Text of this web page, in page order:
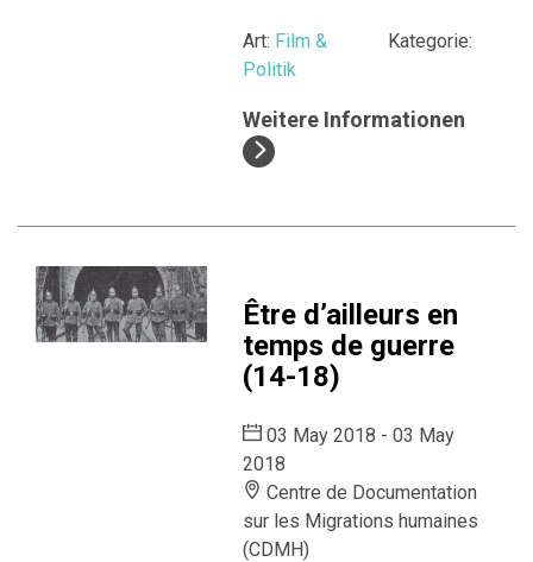
Art: Film &
Politik
Kategorie:
Weitere Informationen
Être d’ailleurs en
temps de guerre
(14-18)
03 May 2018 - 03 May
2018
Centre de Documentation
sur les Migrations humaines
(CDMH)